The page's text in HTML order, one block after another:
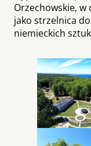
Orzechowskie, w
jako strzelnica
niemieckich